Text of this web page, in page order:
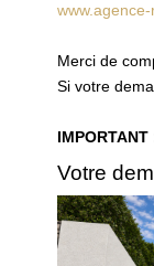
Merci de
Si votre
IMPORTANT
Votre